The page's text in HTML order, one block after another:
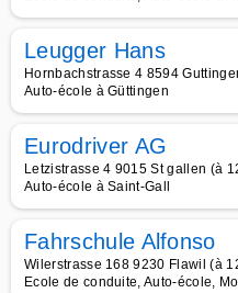
Leugger Hans
Hornbachstrasse 4 8594
Auto-école à Güttingen
Eurodriver AG
Letzistrasse 4 9015 St gallen (à
Auto-école à Saint-Gall
Fahrschule Alfonso
Wilerstrasse 168 9230 Flawil (à
Ecole de conduite, Auto-école,